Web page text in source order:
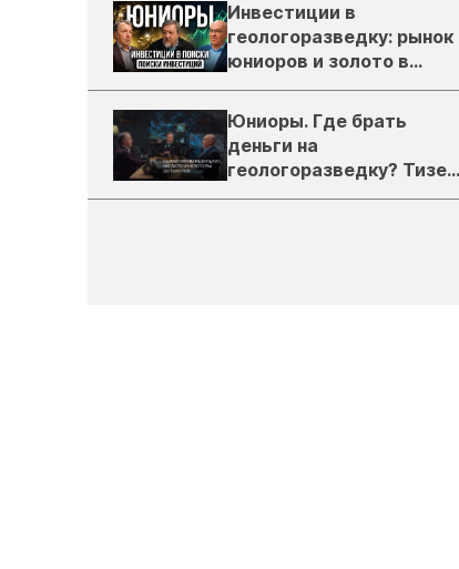
Инвестиции в
геологоразведку: рынок
юниоров и золото в
России
Юниоры. Где брать
деньги на
геологоразведку? Тизер
подкаста ЗиТ №1